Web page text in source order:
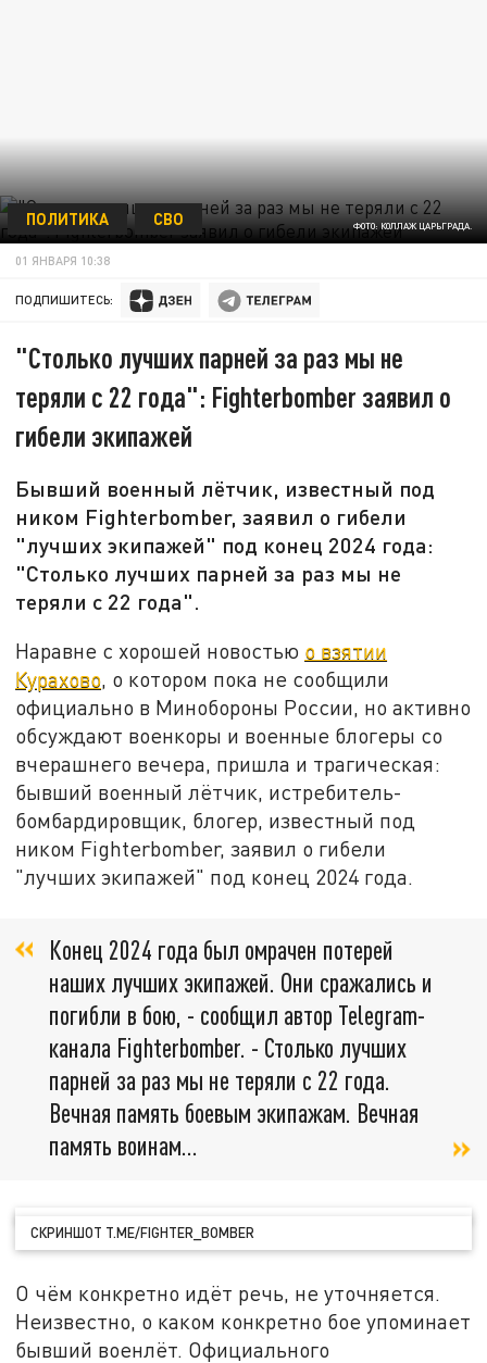
ФОТО: КОЛЛАЖ ЦАРЬГРАДА.
ПОЛИТИКА СВО
01 ЯНВАРЯ 10:38
ПОДПИШИТЕСЬ:
"Столько лучших парней за раз мы не
теряли с 22 года": Fighterbomber заявил о
гибели экипажей
Бывший военный лётчик, известный под
ником Fighterbomber, заявил о гибели
"лучших экипажей" под конец 2024 года:
"Столько лучших парней за раз мы не
теряли с 22 года".
Наравне с хорошей новостью о взятии
Курахово, о котором пока не сообщили
официально в Минобороны России, но активно
обсуждают военкоры и военные блогеры со
вчерашнего вечера, пришла и трагическая:
бывший военный лётчик, истребитель-
бомбардировщик, блогер, известный под
ником Fighterbomber, заявил о гибели
"лучших экипажей" под конец 2024 года.
Конец 2024 года был омрачен потерей
наших лучших экипажей. Они сражались и
погибли в бою, - сообщил автор Telegram-
канала Fighterbomber. - Столько лучших
парней за раз мы не теряли с 22 года.
Вечная память боевым экипажам. Вечная
память воинам...
СКРИНШОТ T.ME/FIGHTER_BOMBER
О чём конкретно идёт речь, не уточняется.
Неизвестно, о каком конкретно бое упоминает
бывший военлёт. Официального